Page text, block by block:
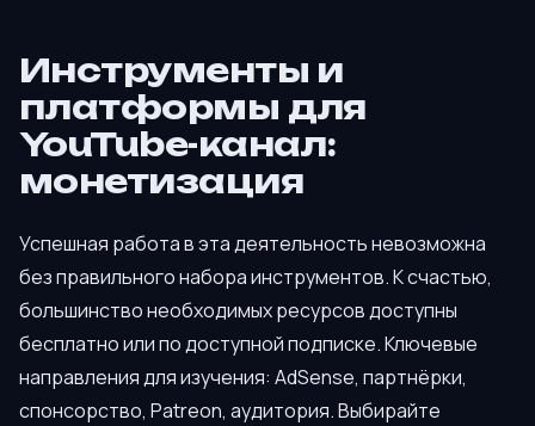
Инструменты и
платформы для
YouTube-канал:
монетизация
Успешная работа в эта деятельность невозможна
без правильного набора инструментов. К счастью,
большинство необходимых ресурсов доступны
бесплатно или по доступной подписке. Ключевые
направления для изучения: AdSense, партнёрки,
спонсорство, Patreon, аудитория. Выбирайте